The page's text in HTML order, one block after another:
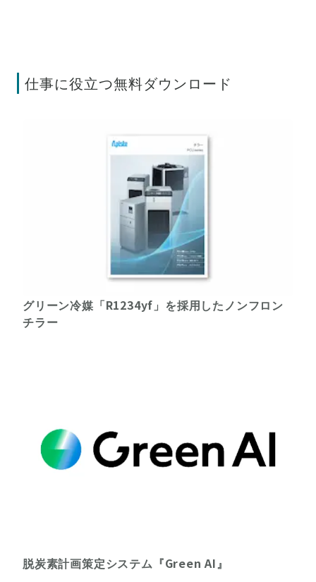
仕事に役立つ無料ダウンロード
グリーン冷媒「R1234yf」を採用したノンフロン
チラー
脱炭素計画策定システム『Green AI』